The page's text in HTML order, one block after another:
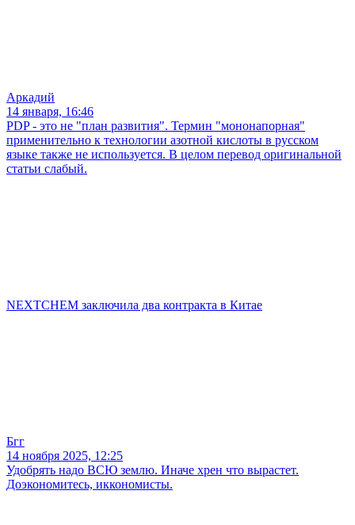
Аркадий
14 января, 16:46
PDP - это не "план развития". Термин "мононапорная"
применительно к технологии азотной кислоты в русском
языке также не используется. В целом перевод оригинальной
статьи слабый.
NEXTCHEM заключила два контракта в Китае
Бгг
14 ноября 2025, 12:25
Удобрять надо ВСЮ землю. Иначе хрен что вырастет.
Доэкономитесь, иккономисты.